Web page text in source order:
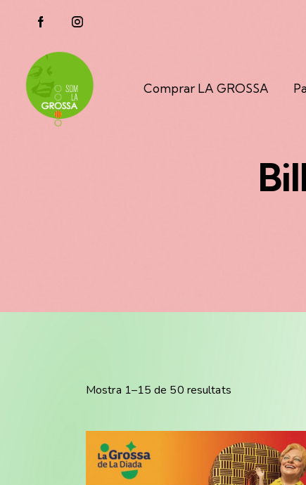
Comprar LA GROSSA
Mostra 1–30 de 50 resultats